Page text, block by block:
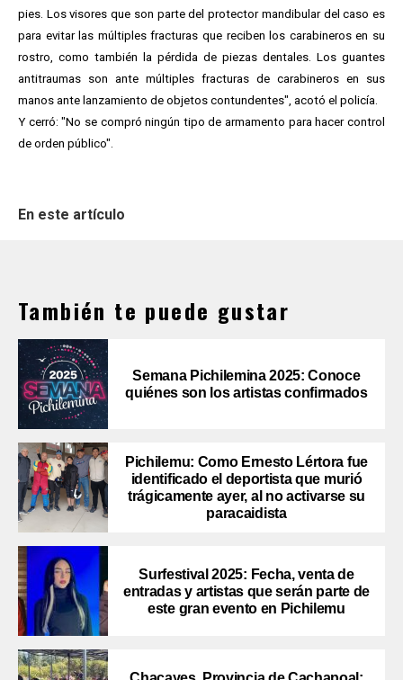
pies. Los visores que son parte del protector mandibular del caso es
para evitar las múltiples fracturas que reciben los carabineros en su
rostro, como también la pérdida de piezas dentales. Los guantes
antitraumas son ante múltiples fracturas de carabineros en sus
manos ante lanzamiento de objetos contundentes", acotó el policía.
Y cerró: "No se compró ningún tipo de armamento para hacer control
de orden público".
En este artículo
También te puede gustar
Semana Pichilemina 2025: Conoce
quiénes son los artistas confirmados
Pichilemu: Como Ernesto Lértora fue
identificado el deportista que murió
trágicamente ayer, al no activarse su
paracaidista
Surfestival 2025: Fecha, venta de
entradas y artistas que serán parte de
este gran evento en Pichilemu